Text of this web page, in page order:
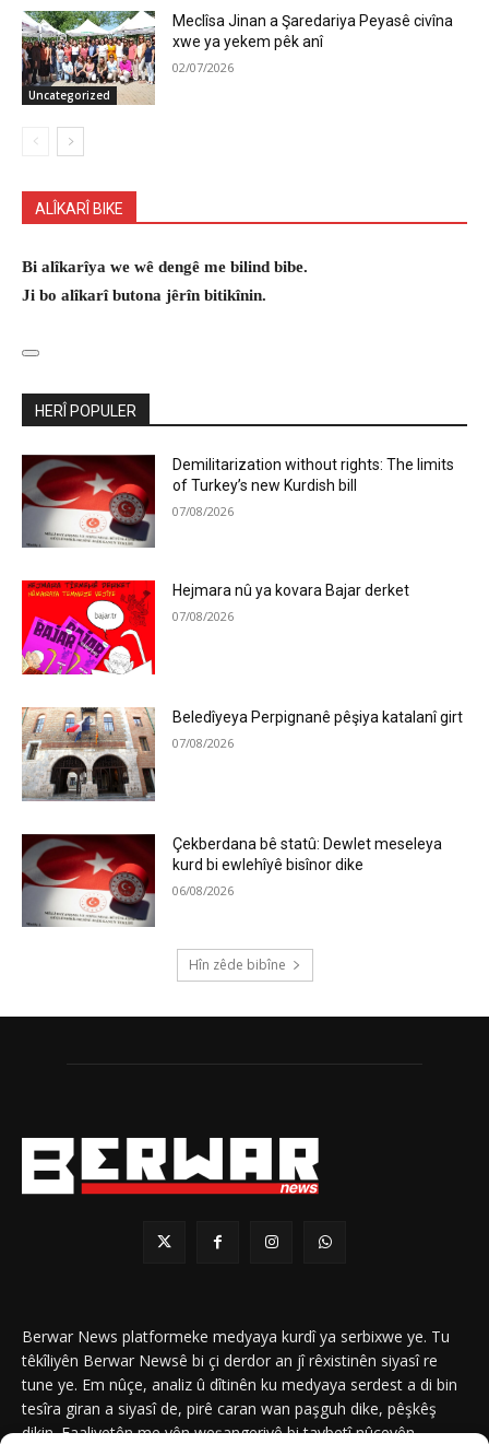
Uncategorized
Meclîsa Jinan a Şaredariya Peyasê civîna
xwe ya yekem pêk anî
02/07/2026
ALÎKARÎ BIKE
Bi alîkarîya we wê dengê me bilind bibe.
Ji bo alîkarî butona jêrîn bitikînin.
HERÎ POPULER
Demilitarization without rights: The limits
of Turkey’s new Kurdish bill
07/08/2026
Hejmara nû ya kovara Bajar derket
07/08/2026
Beledîyeya Perpignanê pêşiya katalanî girt
07/08/2026
Çekberdana bê statû: Dewlet meseleya
kurd bi ewlehîyê bisînor dike
06/08/2026
Hîn zêde bibîne
Berwar News platformeke medyaya kurdî ya serbixwe ye. Tu
têkîliyên Berwar Newsê bi çi derdor an jî rêxistinên siyasî re
tune ye. Em nûçe, analiz û dîtinên ku medyaya serdest a di bin
tesîra giran a siyasî de, pirê caran wan paşguh dike, pêşkêş
dikin. Faaliyetên me yên weşangeriyê bi taybetî nûçeyên